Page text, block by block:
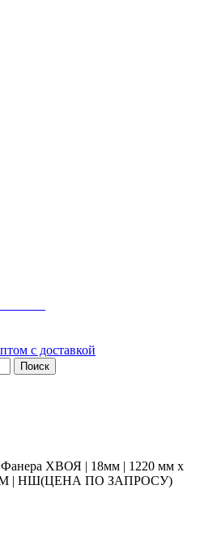
Поиск
Фанера ХВОЯ | 18мм | 1220 мм х
СМ | НШ(ЦЕНА ПО ЗАПРОСУ)